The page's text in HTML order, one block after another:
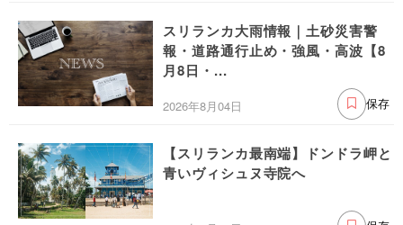
スリランカ大雨情報｜土砂災害警
報・道路通行止め・強風・高波【8
月8日・...
2026年8月04日 保存
【スリランカ最南端】ドンドラ岬と
青いヴィシュヌ寺院へ